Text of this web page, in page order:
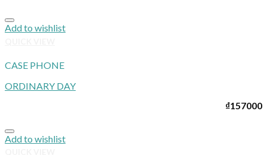
Add to wishlist
CASE PHONE
ORDINARY DAY
₫157000
Add to wishlist